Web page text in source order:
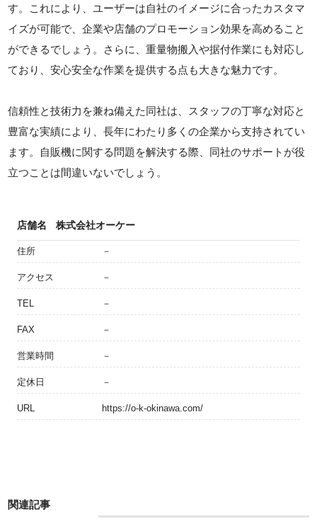
す。これにより、ユーザーは自社のイメージに合ったカスタマ
イズが可能で、企業や店舗のプロモーション効果を高めること
ができるでしょう。さらに、重量物搬入や据付作業にも対応し
ており、安心安全な作業を提供する点も大きな魅力です。
信頼性と技術力を兼ね備えた同社は、スタッフの丁寧な対応と
豊富な実績により、長年にわたり多くの企業から支持されてい
ます。自販機に関する問題を解決する際、同社のサポートが役
立つことは間違いないでしょう。
店舗名 株式会社オーケー
住所 －
アクセス －
TEL －
FAX －
営業時間 －
定休日 －
URL https://o-k-okinawa.com/
関連記事